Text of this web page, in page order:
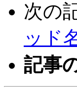
次の
ッド
記事